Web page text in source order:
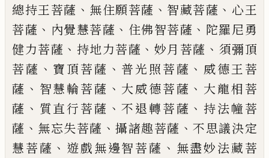
總持王菩薩 、 無住願菩薩 、 智藏菩薩 、 心王
菩薩 、 內覺慧菩薩 、 住佛智菩薩 、 陀羅尼勇
健力菩薩 、 持地力菩薩 、 妙月菩薩 、 須彌頂
菩薩 、 寶頂菩薩 、 普光 照菩薩 、 威德王菩
薩 、 智慧輪菩薩 、 大威德菩薩 、 大龍相菩
薩 、 質直行菩薩 、不退轉菩薩 、 持法幢菩
薩 、 無忘失菩薩 、攝諸趣菩薩 、不思議決定
慧菩薩 、 遊戲無邊智菩薩 、 無盡妙法藏菩